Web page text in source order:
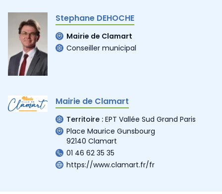
Stephane DEHOCHE
Mairie de Clamart
Conseiller municipal
Mairie de Clamart
Territoire : EPT Vallée Sud Grand Paris
Place Maurice Gunsbourg
92140 Clamart
01 46 62 35 35
https://www.clamart.fr/fr